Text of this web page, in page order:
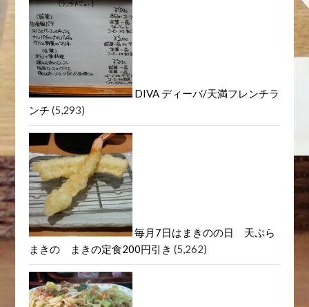
DIVA ディーバ/天満フレンチラ
ンチ (5,293)
毎月7日はまきのの日 天ぷら
まきの まきの定食200円引き (5,262)